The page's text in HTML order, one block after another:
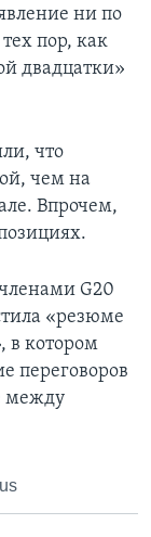
ни по
пор, как
двадцатки»
что
чем на
Впрочем,
G20
«резюме
в котором
переговоров
между